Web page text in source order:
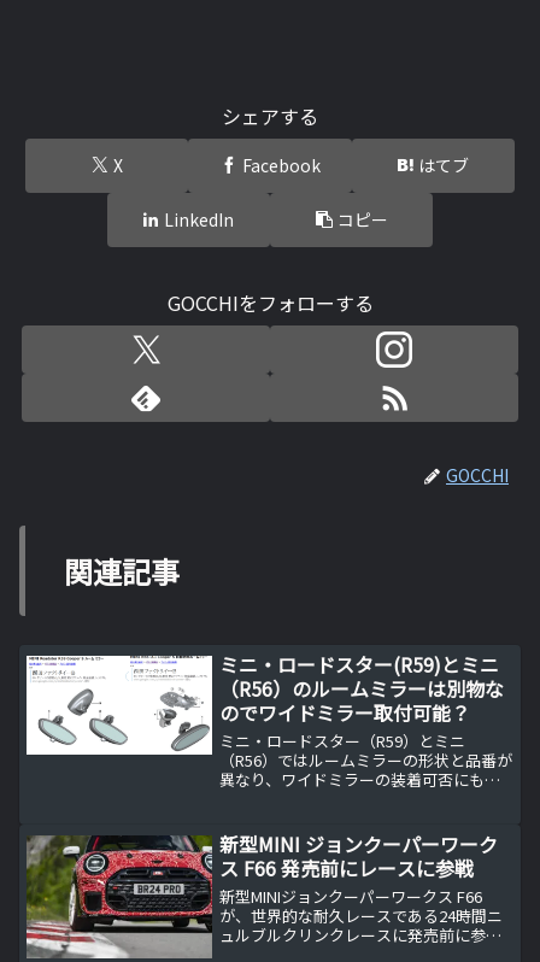
シェアする
X Facebook はてブ
LinkedIn コピー
GOCCHIをフォローする
GOCCHI
関連記事
ミニ・ロードスター(R59)とミニ
（R56）のルームミラーは別物な
のでワイドミラー取付可能？
ミニ・ロードスター（R59）とミニ
（R56）ではルームミラーの形状と品番が
異なり、ワイドミラーの装着可否にも差
がBMW Z4（E89）や旧型1シリーズと共
通部品である点を解説。バックカメラ用
モニター付きルームミラーが装着できる
可能性について、実用目線で検証しま
す。
新型MINI ジョンクーパーワーク
ス F66 発売前にレースに参戦
新型MINIジョンクーパーワークス F66
が、世界的な耐久レースである24時間ニ
ュルブルクリンクレースに発売前に参戦